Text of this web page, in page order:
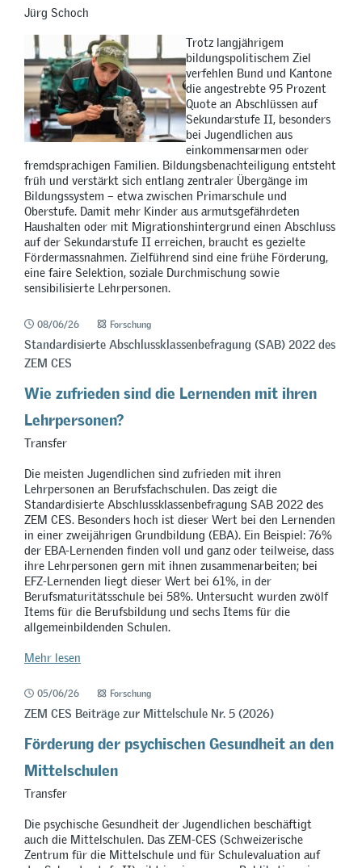
Jürg Schoch
Trotz langjährigem
bildungspolitischem Ziel
verfehlen Bund und Kantone
die angestrebte 95 Prozent
Quote an Abschlüssen auf
Sekundarstufe II, besonders
bei Jugendlichen aus
einkommensarmen oder
fremdsprachigen Familien. Bildungsbenachteiligung entsteht
früh und verstärkt sich entlang zentraler Übergänge im
Bildungssystem – etwa zwischen Primarschule und
Oberstufe. Damit mehr Kinder aus armutsgefährdeten
Haushalten oder mit Migrationshintergrund einen Abschluss
auf der Sekundarstufe II erreichen, braucht es gezielte
Fördermassnahmen. Zielführend sind eine frühe Förderung,
eine faire Selektion, soziale Durchmischung sowie
sensibilisierte Lehrpersonen.
08/06/26 Forschung
Standardisierte Abschlussklassenbefragung (SAB) 2022 des
ZEM CES
Wie zufrieden sind die Lernenden mit ihren
Lehrpersonen?
Transfer
Die meisten Jugendlichen sind zufrieden mit ihren
Lehrpersonen an Berufsfachschulen. Das zeigt die
Standardisierte Abschlussklassenbefragung SAB 2022 des
ZEM CES. Besonders hoch ist dieser Wert bei den Lernenden
in einer zweijährigen Grundbildung (EBA). Ein Beispiel: 76%
der EBA-Lernenden finden voll und ganz oder teilweise, dass
ihre Lehrpersonen gern mit ihnen zusammenarbeiten; bei
EFZ-Lernenden liegt dieser Wert bei 61%, in der
Berufsmaturitätsschule bei 58%. Untersucht wurden zwölf
Items für die Berufsbildung und sechs Items für die
allgemeinbildenden Schulen.
Mehr lesen
05/06/26 Forschung
ZEM CES Beiträge zur Mittelschule Nr. 5 (2026)
Förderung der psychischen Gesundheit an den
Mittelschulen
Transfer
Die psychische Gesundheit der Jugendlichen beschäftigt
auch die Mittelschulen. Das ZEM-CES (Schweizerische
Zentrum für die Mittelschule und für Schulevaluation auf